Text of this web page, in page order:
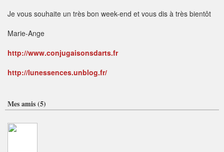
Je vous souhaite un très bon week-end et vous dis à très bientôt
Marie-Ange
http://www.conjugaisonsdarts.fr
http://lunessences.unblog.fr/
Mes amis (5)